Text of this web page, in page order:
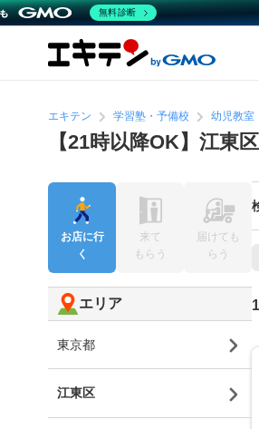
エキテン 学習塾・予備校 幼児教室
【21時以降OK】江東
お店に行
く
来て
もらう
届けても
らう
エリア
東京都
江東区
無料診断